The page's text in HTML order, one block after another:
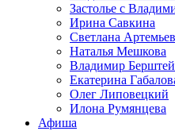
Застолье с
Ирина Савкина
Светлана
Наталья Мешкова
Владимир
Екатерина
Олег Липовецкий
Илона Румянцева
Афиша